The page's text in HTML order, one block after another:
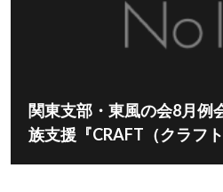
関東支部・東風の会8月例
族支援『CRAFT（クラフ